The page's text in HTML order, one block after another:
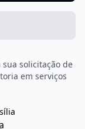
sua solicitação de
em serviços